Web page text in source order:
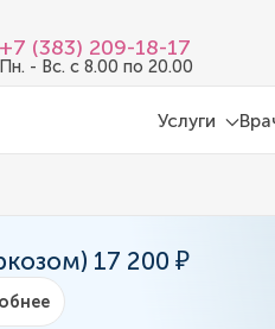
+7 (383) 209-18-17
Пн. - Вс. с 8.00 по 20.00
Услуги
17 200 ₽